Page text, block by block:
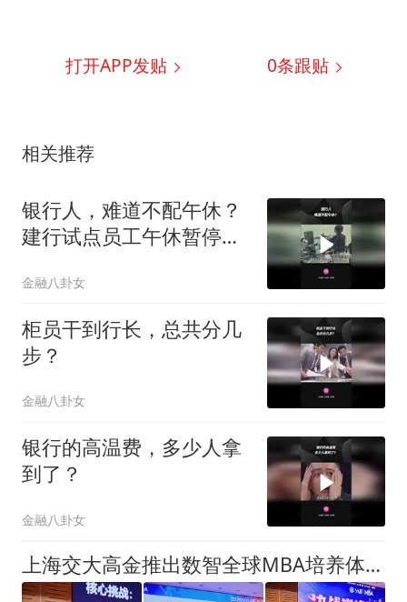
打开APP发贴 0条跟贴
相关推荐
银行人，难道不配午休？
建行试点员工午休暂停柜
金融八卦女
柜员干到行长，总共分几
步？
金融八卦女
银行的高温费，多少人拿
到了？
金融八卦女
上海交大高金推出数智全球MBA培养体系，以“金融×AI×产业”回应管理教育新命题 | SAIF动态